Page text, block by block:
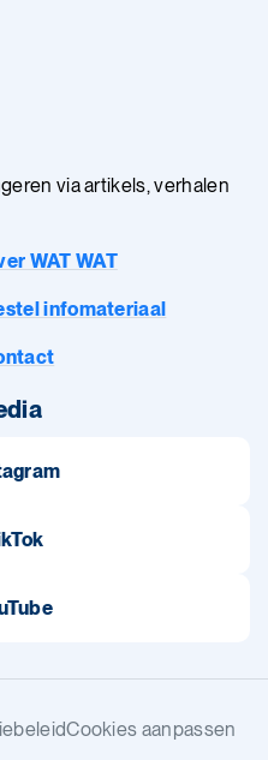
via artikels, verhalen
WAT WAT
infomateriaal
Cookies aanpassen